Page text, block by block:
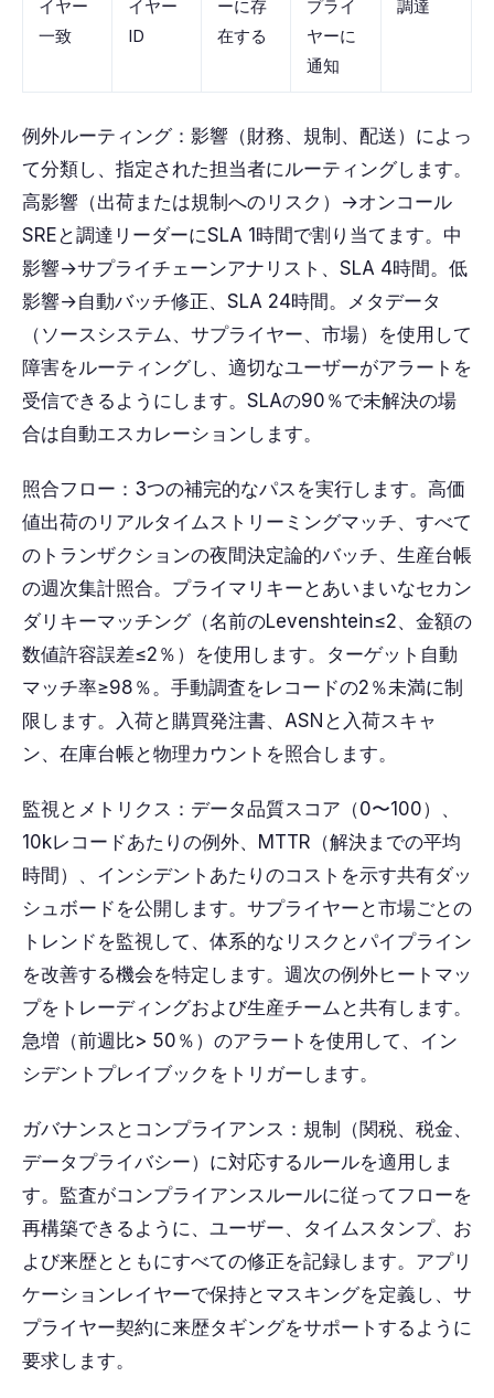
イヤー
一致
イヤー
ID
ーに存
在する
プライ
ヤーに
通知
調達
例外ルーティング：影響（財務、規制、配送）によっ
て分類し、指定された担当者にルーティングします。
高影響（出荷または規制へのリスク）→オンコール
SREと調達リーダーにSLA 1時間で割り当てます。中
影響→サプライチェーンアナリスト、SLA 4時間。低
影響→自動バッチ修正、SLA 24時間。メタデータ
（ソースシステム、サプライヤー、市場）を使用して
障害をルーティングし、適切なユーザーがアラートを
受信できるようにします。SLAの90％で未解決の場
合は自動エスカレーションします。
照合フロー：3つの補完的なパスを実行します。高価
値出荷のリアルタイムストリーミングマッチ、すべて
のトランザクションの夜間決定論的バッチ、生産台帳
の週次集計照合。プライマリキーとあいまいなセカン
ダリキーマッチング（名前のLevenshtein≤2、金額の
数値許容誤差≤2％）を使用します。ターゲット自動
マッチ率≥98％。手動調査をレコードの2％未満に制
限します。入荷と購買発注書、ASNと入荷スキャ
ン、在庫台帳と物理カウントを照合します。
監視とメトリクス：データ品質スコア（0〜100）、
10kレコードあたりの例外、MTTR（解決までの平均
時間）、インシデントあたりのコストを示す共有ダッ
シュボードを公開します。サプライヤーと市場ごとの
トレンドを監視して、体系的なリスクとパイプライン
を改善する機会を特定します。週次の例外ヒートマッ
プをトレーディングおよび生産チームと共有します。
急増（前週比> 50％）のアラートを使用して、イン
シデントプレイブックをトリガーします。
ガバナンスとコンプライアンス：規制（関税、税金、
データプライバシー）に対応するルールを適用しま
す。監査がコンプライアンスルールに従ってフローを
再構築できるように、ユーザー、タイムスタンプ、お
よび来歴とともにすべての修正を記録します。アプリ
ケーションレイヤーで保持とマスキングを定義し、サ
プライヤー契約に来歴タギングをサポートするように
要求します。